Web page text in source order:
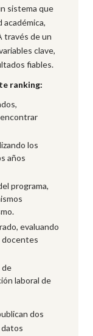
sistema que
través de un
clave,
fiables.
ranking:
los
años
programa,
evaluando
docentes
de
laboral de
dos
datos